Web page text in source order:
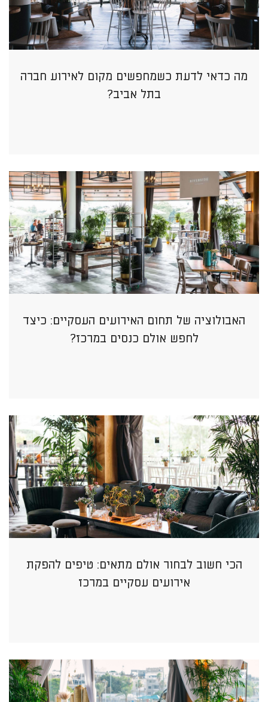
מה כדאי לדעת כשמחפשים מקום לאירוע חברה
בתל אביב?
האבולוציה של תחום האירועים העסקיים: כיצד
לחפש אולם כנסים במרכז?
הכי חשוב לבחור אולם מתאים: טיפים להפקת
אירועים עסקיים במרכז